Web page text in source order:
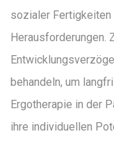
sozialer Fertigkeiten
Herausforderungen.
behandeln, um
Ergotherapie in der
ihre individuellen